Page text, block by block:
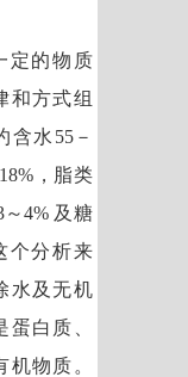
定的物质
和方式组
含水55－
，脂类
～4% 及糖
个分析来
水及无机
白质、
物质。